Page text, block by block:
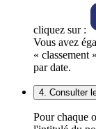
cliquez sur :
Vous avez
« classement
par date.
4. Consulter
Pour chaque